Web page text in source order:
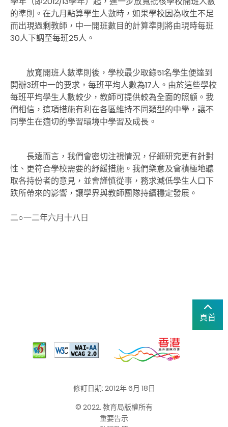
的準則。在九月點算學生人數時，如果學校因為收生不足
而出現過剩教師，中一開班數目的計算準則將由現時每班
30人下調至每班25人。
放寬開班人數準則後，學校最少取錄51名學生便達到
開辦3班中一的要求，每班平均人數為17人。由於這些學校
每班平均學生人數較少，教師可提供較為全面的照顧。我
們相信，這項措施有利在各區維持不同類型的中學，讓不
同學生在適切的學習環境中學習及成長。
長遠而言，我們會密切注視情況，仔細研究更有針對
性、更符合學校需要的紓緩措施。我們樂意及會積極地聽
取各持份者的意見，並會謹慎從事，務求減低學生人口下
跌所帶來的影響，讓學界與教師團隊持續穩定發展。
二○一二年六月十八日
頁首
修訂日期: 2012年 6月 18日
© 2022. 教育局版權所有
重要告示